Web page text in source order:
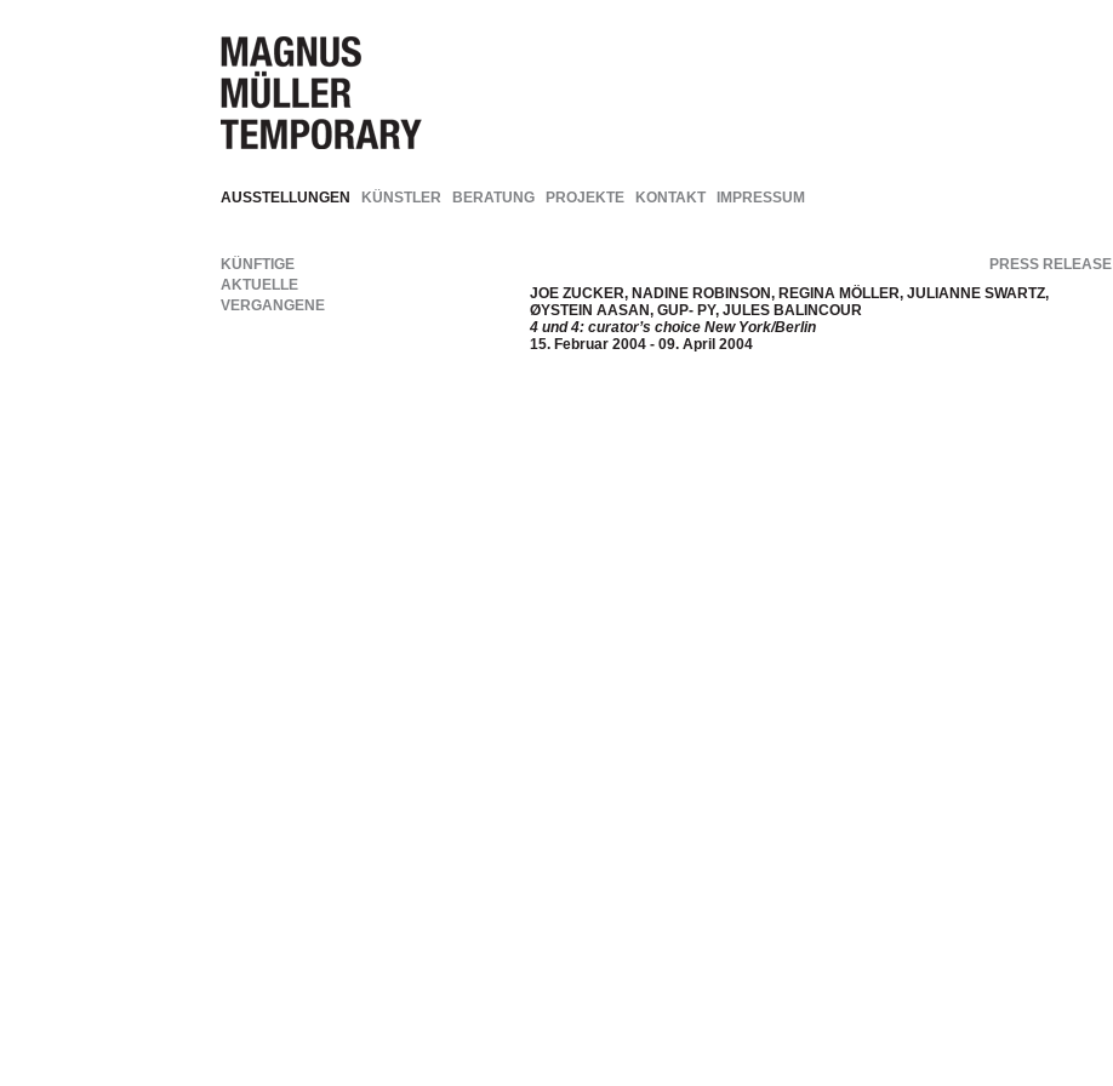
AUSSTELLUNGEN KÜNSTLER BERATUNG PROJEKTE KONTAKT IMPRESSUM
KÜNFTIGE
AKTUELLE
VERGANGENE
PRESS RELEASE
JOE ZUCKER, NADINE ROBINSON, REGINA MÖLLER, JULIANNE SWARTZ,
ØYSTEIN AASAN, GUP- PY, JULES BALINCOUR
4 und 4: curator’s choice New York/Berlin
15. Februar 2004 - 09. April 2004